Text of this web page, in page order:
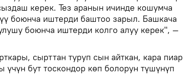
керек. Тез аранын ичинде кошумча
боюнча иштерди баштоо зарыл. Башкача
боюнча иштерди колго алуу керек", —
сырттан туруп сын айткан, кара пиар
бут тоскондор көп болорун түшүнүп